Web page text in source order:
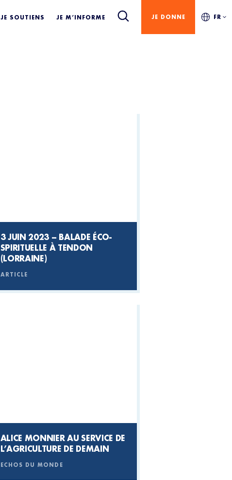
JE SOUTIENS JE M’INFORME JE DONNE FR
3 JUIN 2023 – BALADE ÉCO-
SPIRITUELLE À TENDON
(LORRAINE)
ARTICLE
ALICE MONNIER AU SERVICE DE
L’AGRICULTURE DE DEMAIN
ECHOS DU MONDE